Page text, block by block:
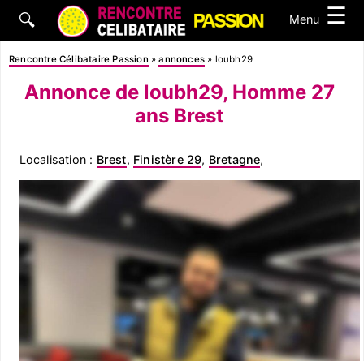
🔍 Menu ☰
Rencontre Célibataire Passion »annonces » loubh29
Annonce de loubh29, Homme 27
ans Brest
Localisation : Brest, Finistère 29, Bretagne,